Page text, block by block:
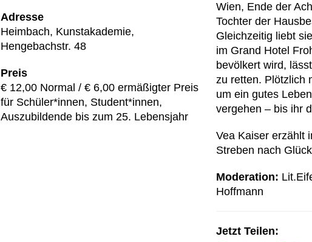
Adresse
Heimbach, Kunstakademie,
Hengebachstr. 48
Preis
€ 12,00 Normal / € 6,00 ermäßigter Preis
für Schüler*innen, Student*innen,
Auszubildende bis zum 25. Lebensjahr
Wien, Ende der
Tochter der
Gleichzeitig liebt
im Grand Hotel
bevölkert wird,
zu retten. Plötzlich
um ein gutes
vergehen – bis ihr
Vea Kaiser erzählt
Streben nach
Moderation:
Hoffmann
Jetzt Teilen: